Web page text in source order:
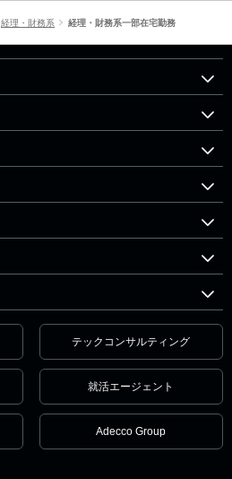
経理・財務系 経理・財務系一部在宅勤務
テックコンサルティング
就活エージェント
Adecco Group